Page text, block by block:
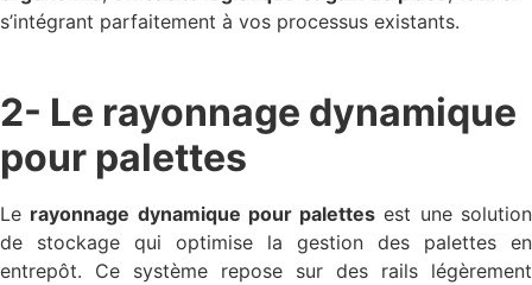
s’intégrant parfaitement à vos processus existants.
2- Le rayonnage dynamique
pour palettes
Le rayonnage dynamique pour palettes est une solution
de stockage qui optimise la gestion des palettes en
entrepôt.
Ce système repose sur des rails légèrement